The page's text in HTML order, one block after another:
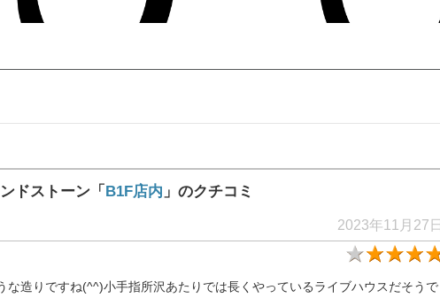
ドストーン「 B1F店内 」のクチコミ
2023年11月27日
な造りですね(^^)小手指所沢あたりでは長くやっているライブハウスだそうで